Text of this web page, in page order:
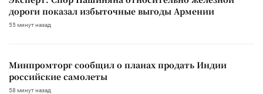
дороги показал избыточные выгоды Армении
55 минут назад
Минпромторг сообщил о планах продать Индии
российские самолеты
58 минут назад